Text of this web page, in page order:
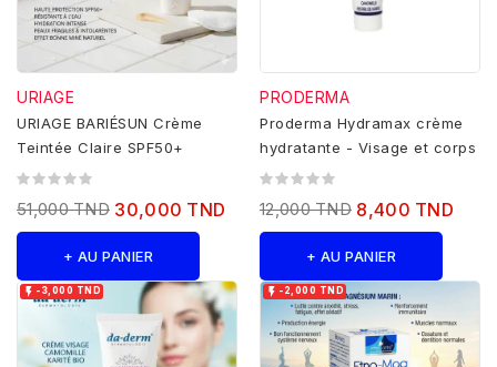
URIAGE
URIAGE BARIÉSUN Crème
Teintée Claire SPF50+
51,000 TND 30,000 TND
+ AU PANIER
PRODERMA
Proderma Hydramax crème
hydratante - Visage et corps
12,000 TND 8,400 TND
+ AU PANIER
 -3,000 TND  -2,000 TND